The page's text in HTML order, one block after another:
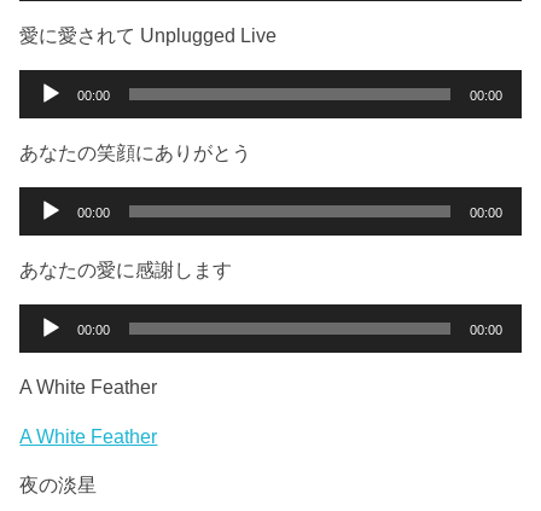
ー
プ
ー
愛に愛されて Unplugged Live
プ
レ
ー
00:00 00:00
あなたの笑顔にありがとう
プ
レ
ー
00:00 00:00
あなたの愛に感謝します
プ
ー
ー
00:00 00:00
A White Feather
A White Feather
夜の淡星